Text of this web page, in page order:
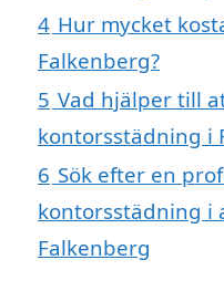
4 Hur mycket
Falkenberg?
5 Vad hjälper till
kontorsstädning i
6 Sök efter en
kontorsstädning i
Falkenberg